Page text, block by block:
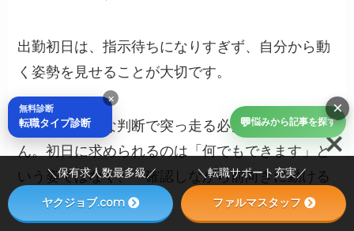
出勤初日は、指示待ちになりすぎず、自分から動
く姿勢を見せることが大切です。
ただし、勝手な判断で突っ走る必要はありませ
ん。初日に求められるのは「何でもできます」と
いう姿ではなく、「確認しながら前向きに動ける
人」という印象です。
💬悩みから記事を探す
×
×
無料診断
転職タイプ診断
＼保有求人数最多級／ ＼転職サポート充実／
ヤクジョブ.com ファルマスタッフ